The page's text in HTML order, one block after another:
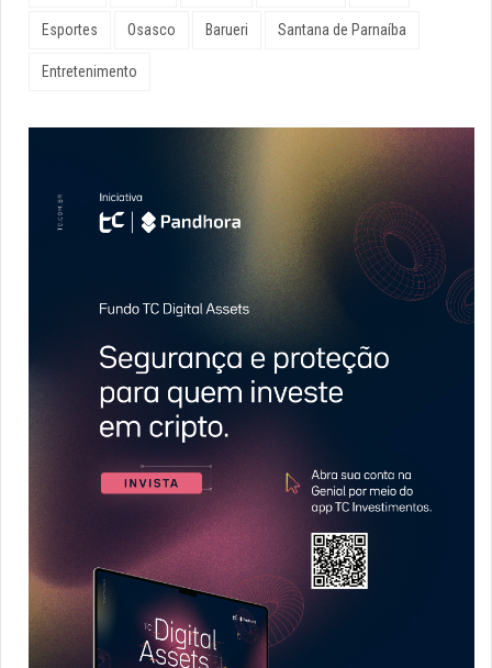
Esportes Osasco Barueri Santana de Parnaíba
Entretenimento